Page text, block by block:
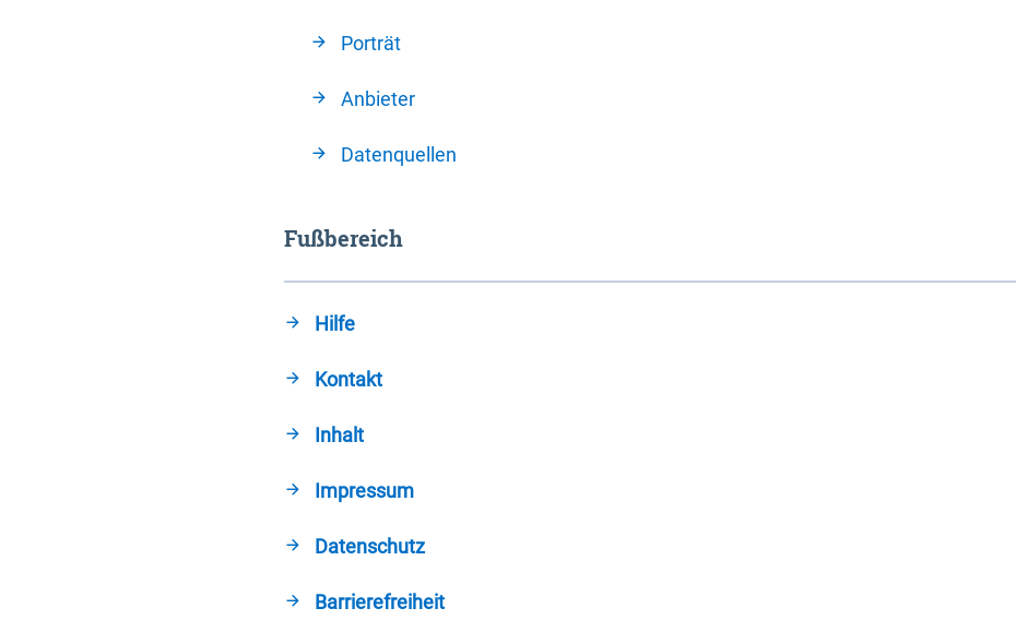
Porträt
Anbieter
Datenquellen
Fußbereich
Hilfe
Kontakt
Inhalt
Impressum
Datenschutz
Barrierefreiheit